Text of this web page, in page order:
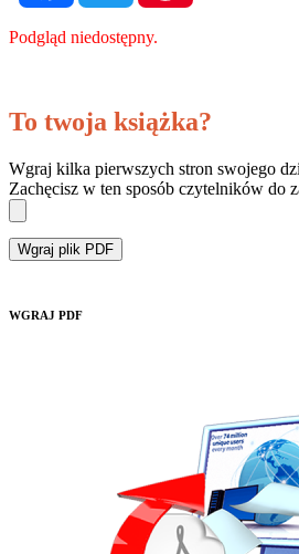
Podgląd niedostępny.
To twoja książka?
Wgraj kilka pierwszych stron swojego
Zachęcisz w ten sposób czytelników do
Wgraj plik PDF
WGRAJ PDF